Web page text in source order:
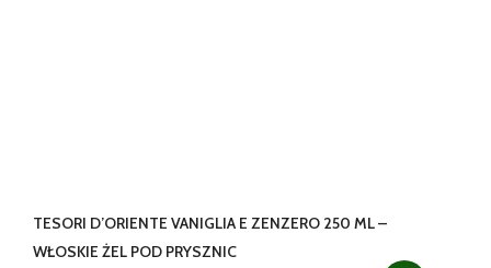
TESORI D’ORIENTE VANIGLIA E ZENZERO 250 ML –
WŁOSKIE ŻEL POD PRYSZNIC